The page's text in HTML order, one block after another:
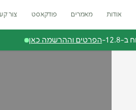
אודות מאמרים פודקאסט צור
12.8- הפרטים וההרשמה כאן